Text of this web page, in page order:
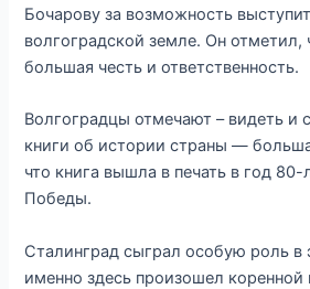
Бочарову за возможность
волгоградской земле. Он отметил,
большая честь и ответственность.
Волгоградцы отмечают – видеть и
книги об истории страны —
что книга вышла в печать в год
Победы.
Сталинград сыграл особую роль в
именно здесь произошел